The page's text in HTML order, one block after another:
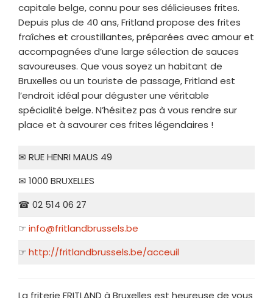
capitale belge, connu pour ses délicieuses frites.
Depuis plus de 40 ans, Fritland propose des frites
fraîches et croustillantes, préparées avec amour et
accompagnées d’une large sélection de sauces
savoureuses. Que vous soyez un habitant de
Bruxelles ou un touriste de passage, Fritland est
l’endroit idéal pour déguster une véritable
spécialité belge. N’hésitez pas à vous rendre sur
place et à savourer ces frites légendaires !
✉ RUE HENRI MAUS 49
✉ 1000 BRUXELLES
☎ 02 514 06 27
☞ info@fritlandbrussels.be
☞ http://fritlandbrussels.be/acceuil
La friterie FRITLAND à Bruxelles est heureuse de vous